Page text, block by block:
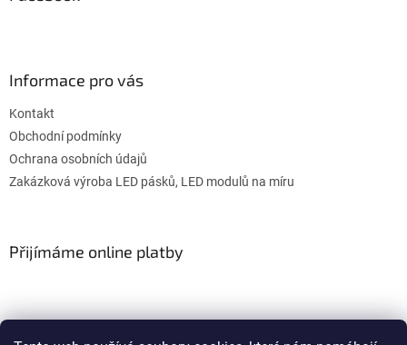
Informace pro vás
Kontakt
Obchodní podmínky
Ochrana osobních údajů
Zakázková výroba LED pásků, LED modulů na míru
Přijímáme online platby